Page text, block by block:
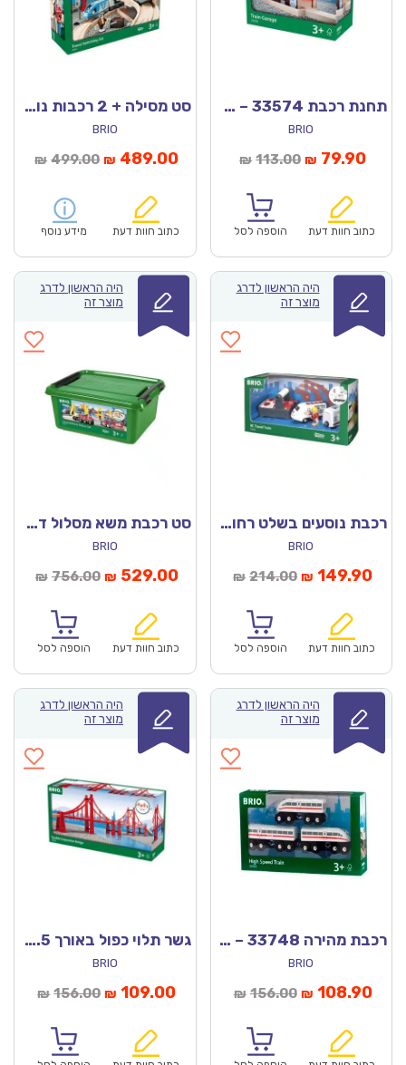
תחנת רכבת 33574 – בריו
BRIO
₪ 113.00המחיר
היה:
₪113.00.
₪ 79.90
כתוב חוות דעת הוספה לסל
סט מסילה + 2 רכבות נוסעות 33512 (BRIO)
BRIO
₪ 499.00המחיר
₪499.00.
₪ 489.00המחיר
₪489.00.
כתוב חוות דעת מידע נוסף
היה הראשון לדרג
מוצר זה
רכבת נוסעים בשלט רחוק 33510 – בריו
BRIO
₪ 214.00המחיר
₪214.00.
₪ 149.90
כתוב חוות דעת הוספה לסל
היה הראשון לדרג
מוצר זה
סט רכבת משא מסלול דלוקס 33097 – בריו
BRIO
₪ 756.00המחיר
₪756.00.
₪ 529.00המחיר
₪529.00.
כתוב חוות דעת הוספה לסל
היה הראשון לדרג
מוצר זה
רכבת מהירה 33748 – בריו
BRIO
₪ 156.00המחיר
₪ 108.90
היה הראשון לדרג
מוצר זה
גשר תלוי כפול באורך 113.5 ס”מ 33683 – בריו
BRIO
₪ 156.00המחיר
₪ 109.00המחיר